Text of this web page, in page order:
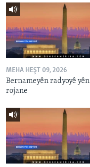
MEHA HEŞT 09, 2026
Bernameyên radyoyê yên
rojane